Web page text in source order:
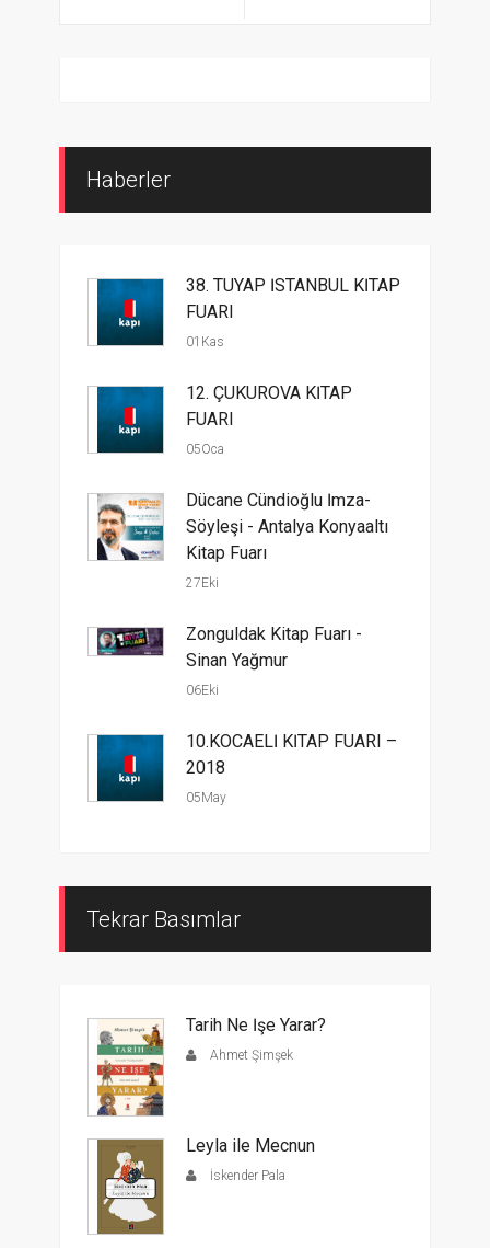
Haberler
38. TÜYAP İSTANBUL KİTAP
FUARI
01Kas
12. ÇUKUROVA KİTAP
FUARI
05Oca
Dücane Cündioğlu İmza-
Söyleşi - Antalya Konyaaltı
Kitap Fuarı
27Eki
Zonguldak Kitap Fuarı -
Sinan Yağmur
06Eki
10.KOCAELİ KİTAP FUARI –
2018
05May
Tekrar Basımlar
Tarih Ne İşe Yarar?
Ahmet Şimşek
Leyla ile Mecnun
İskender Pala